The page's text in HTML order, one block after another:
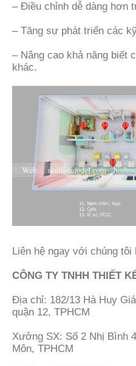
– Điều chỉnh dễ dàng hơn
– Tăng sự phát triển các
– Nâng cao khả năng biết
khác.
Liên hệ ngay với chúng tôi
CÔNG TY TNHH THIẾT
Địa chỉ: 182/13 Hà Huy
quận 12, TPHCM
Xưởng SX: Số 2 Nhị Bình
Môn, TPHCM